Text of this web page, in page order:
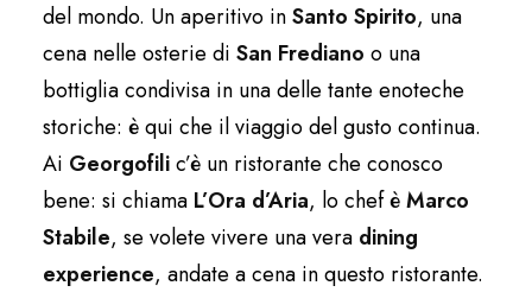
del mondo. Un aperitivo inSanto Spirito, una
cena nelle osterie di San Frediano o una
bottiglia condivisa in una delle tante enoteche
storiche: è qui che il viaggio del gusto continua.
Ai Georgofilic’è un ristorante che conosco
bene: si chiama L’Ora d’Aria, lo chef èMarco
Stabile, se volete vivere una vera dining
experience, andate a cena in questo ristorante.